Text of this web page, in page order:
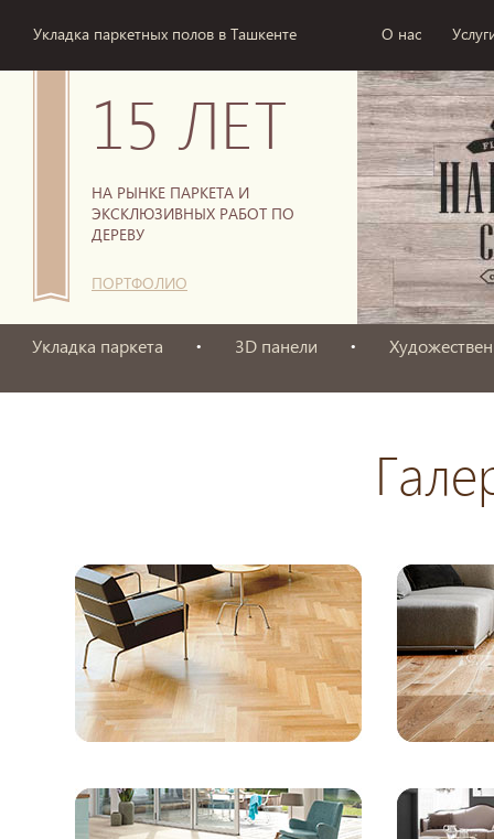
Укладка паркетных полов в Ташкенте О нас
15 ЛЕТ
НА РЫНКЕ ПАРКЕТА И
ЭКСКЛЮЗИВНЫХ РАБОТ ПО
ДЕРЕВУ
ПОРТФОЛИО
Укладка паркета 3D панели